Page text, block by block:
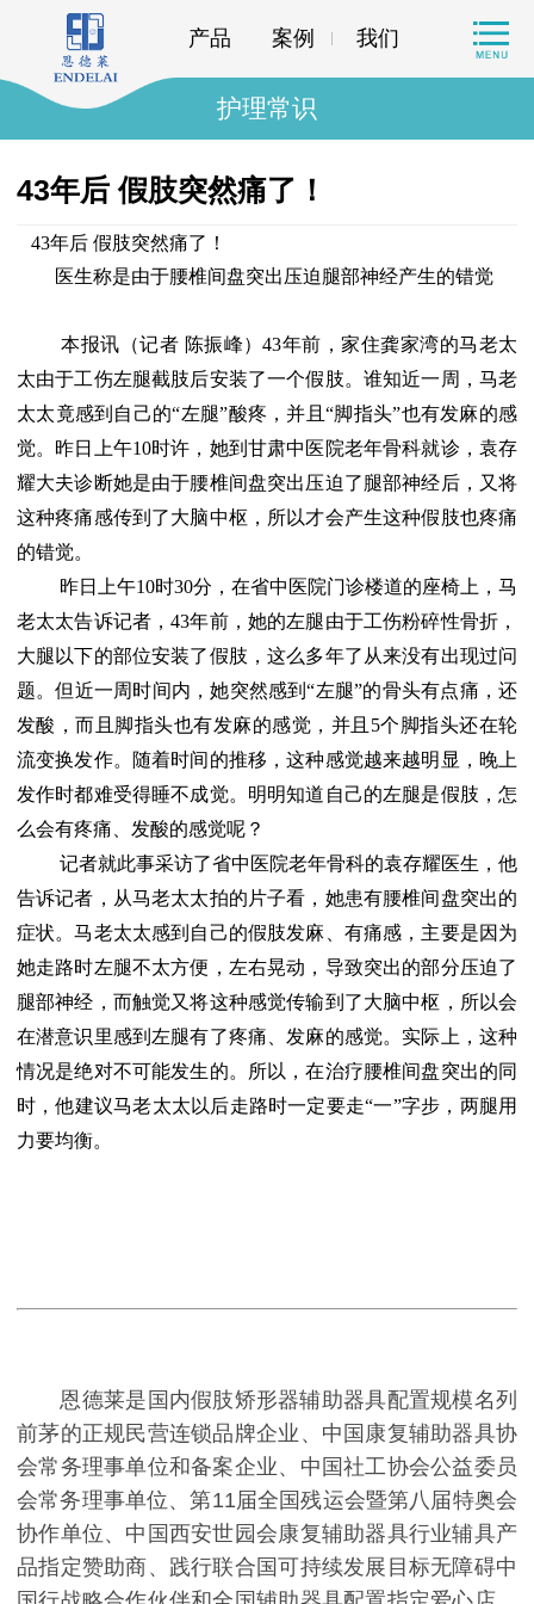
产品 案例 我们
护理常识
43年后 假肢突然痛了！
43年后 假肢突然痛了！
医生称是由于腰椎间盘突出压迫腿部神经产生的错觉
本报讯（记者 陈振峰）43年前，家住龚家湾的马老太
太由于工伤左腿截肢后安装了一个假肢。谁知近一周，马老
太太竟感到自己的“左腿”酸疼，并且“脚指头”也有发麻的感
觉。昨日上午10时许，她到甘肃中医院老年骨科就诊，袁存
耀大夫诊断她是由于腰椎间盘突出压迫了腿部神经后，又将
这种疼痛感传到了大脑中枢，所以才会产生这种假肢也疼痛
的错觉。
昨日上午10时30分，在省中医院门诊楼道的座椅上，马
老太太告诉记者，43年前，她的左腿由于工伤粉碎性骨折，
大腿以下的部位安装了假肢，这么多年了从来没有出现过问
题。但近一周时间内，她突然感到“左腿”的骨头有点痛，还
发酸，而且脚指头也有发麻的感觉，并且5个脚指头还在轮
流变换发作。随着时间的推移，这种感觉越来越明显，晚上
发作时都难受得睡不成觉。明明知道自己的左腿是假肢，怎
么会有疼痛、发酸的感觉呢？
记者就此事采访了省中医院老年骨科的袁存耀医生，他
告诉记者，从马老太太拍的片子看，她患有腰椎间盘突出的
症状。马老太太感到自己的假肢发麻、有痛感，主要是因为
她走路时左腿不太方便，左右晃动，导致突出的部分压迫了
腿部神经，而触觉又将这种感觉传输到了大脑中枢，所以会
在潜意识里感到左腿有了疼痛、发麻的感觉。实际上，这种
情况是绝对不可能发生的。所以，在治疗腰椎间盘突出的同
时，他建议马老太太以后走路时一定要走“一”字步，两腿用
力要均衡。
恩德莱是国内假肢矫形器辅助器具配置规模名列
前茅的正规民营连锁品牌企业、中国康复辅助器具协
会常务理事单位和备案企业、中国社工协会公益委员
会常务理事单位、第11届全国残运会暨第八届特奥会
协作单位、中国西安世园会康复辅助器具行业辅具产
品指定赞助商、践行联合国可持续发展目标无障碍中